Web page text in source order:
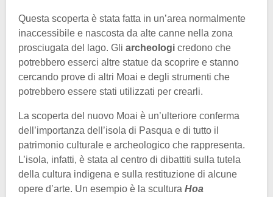
Questa scoperta è stata fatta in un’area normalmente
inaccessibile e nascosta da alte canne nella zona
prosciugata del lago. Gli archeologi credono che
potrebbero esserci altre statue da scoprire e stanno
cercando prove di altri Moai e degli strumenti che
potrebbero essere stati utilizzati per crearli.
La scoperta del nuovo Moai è un’ulteriore conferma
dell’importanza dell’isola di Pasqua e di tutto il
patrimonio culturale e archeologico che rappresenta.
L’isola, infatti, è stata al centro di dibattiti sulla tutela
della cultura indigena e sulla restituzione di alcune
opere d’arte. Un esempio è la scultura Hoa